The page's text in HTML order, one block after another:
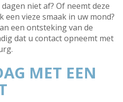
niet af? Of neemt deze
vieze smaak in uw mond?
een ontsteking van de
dat u contact opneemt met
MET EEN